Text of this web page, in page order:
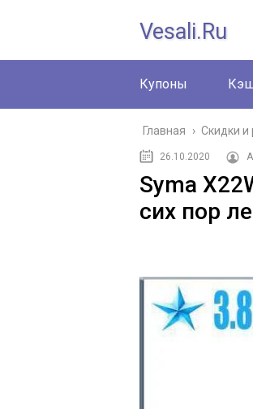
Vesali.ru
Купоны
Главная › Скидки и
26.10.2020
Syma
сих пор